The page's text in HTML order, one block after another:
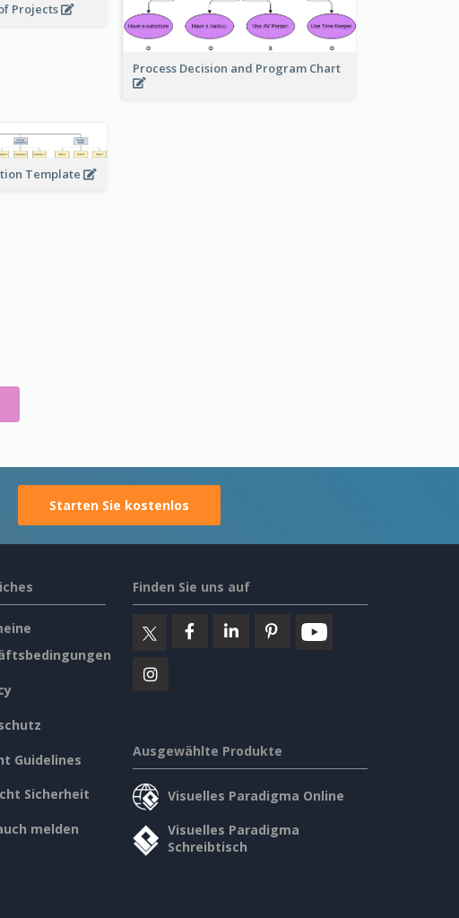
Projects
Process Decision and Program Chart
Template
Starten Sie kostenlos
Guidelines
Sicherheit
melden
Finden Sie uns auf
Ausgewählte Produkte
Visuelles Paradigma Online
Visuelles Paradigma
Schreibtisch